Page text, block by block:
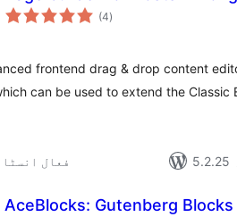
(4مجموعی
درجہ
)
frontend drag & drop content
can be used to extend the Classic
10+ فعال
AceBlocks: Gutenberg